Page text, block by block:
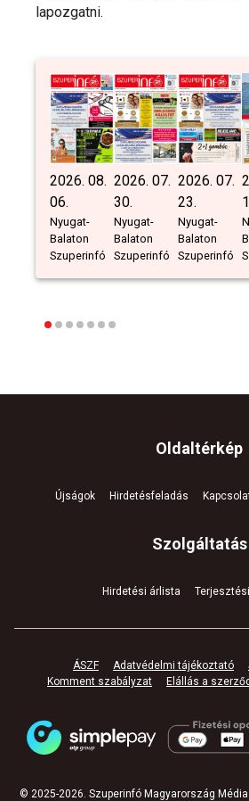
lapozgatni.
2026. 08.
06.
Nyugat-
Balaton
Szuperinfó
2026. 07.
30.
Nyugat-
Balaton
Szuperinfó
2026. 07.
23.
Nyugat-
Balaton
Szuperinfó
Szolgáltatás
Hirdetési árlista
Oldaltérkép
Újságok Hirdetésfeladás
ÁSZF Adatvédelmi tájékoztató
Komment szabályzat
Elállás a
© 2025-2026. Szuperinfó Magyarország